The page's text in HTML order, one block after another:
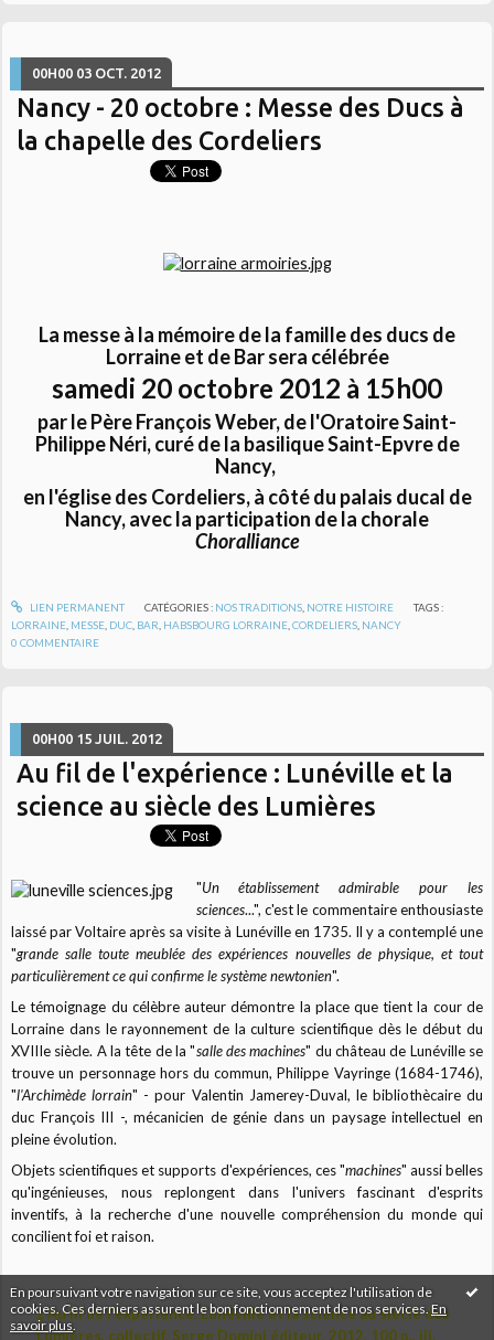
En poursuivant votre navigation sur ce site, vous acceptez l'utilisation de
cookies. Ces derniers assurent le bon fonctionnement de nos services.En
savoir plus.
00H00 03 OCT. 2012
Nancy - 20 octobre : Messe des Ducs à
la chapelle des Cordeliers
La messe à la mémoire de la famille des ducs de
Lorraine et de Barsera célébrée
samedi 20 octobre 2012 à 15h00
par le Père François Weber, de l'Oratoire Saint-
Philippe Néri, curé de la basilique Saint-Epvre de
Nancy,
en l'église des Cordeliers, à côté du palais ducal de
Nancy, avec la participation de la chorale
Choralliance
LIEN PERMANENT CATÉGORIES : NOS TRADITIONS, NOTRE HISTOIRE
TAGS :
LORRAINE MESSE DUC BAR HABSBOURG LORRAINE ,CORDELIERS NANCY
0 COMMENTAIRE
00H00 15 JUIL. 2012
Au fil de l'expérience : Lunéville et la
science au siècle des Lumières
"Un établissement admirable pour les
sciences...", c'est le commentaire enthousiaste
laissé par Voltaire après sa visite à Lunéville en 1735. Il y a contemplé une
"grande salle toute meublée des expériences nouvelles de physique, et tout
particulièrement ce qui confirme le système newtonien".
Le témoignage du célèbre auteur démontre la place que tient la cour de
Lorraine dans le rayonnement de la culture scientifique dès le début du
XVIIIe siècle. A la tête de la "salle des machines" du château de Lunéville se
trouve un personnage hors du commun, Philippe Vayringe (1684-1746),
"l'Archimède lorrain" - pour Valentin Jamerey-Duval, le bibliothècaire du
duc François III -, mécanicien de génie dans un paysage intellectuel en
pleine évolution.
Objets scientifiques et supports d'expériences, ces "machines" aussi belles
qu'ingénieuses, nous replongent dans l'univers fascinant d'esprits
inventifs, à la recherche d'une nouvelle compréhension du monde qui
concilient foi et raison.
‡ Au fil de l'expérience. Lunéville et la science au siècle des
Lumières, collectif, Serge Domini éditeur, 2012, 100 p., ill.